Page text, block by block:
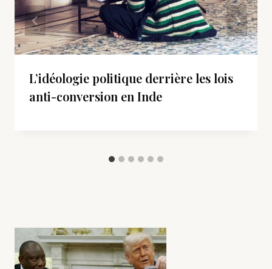
L’idéologie politique derrière les lois
anti-conversion en Inde